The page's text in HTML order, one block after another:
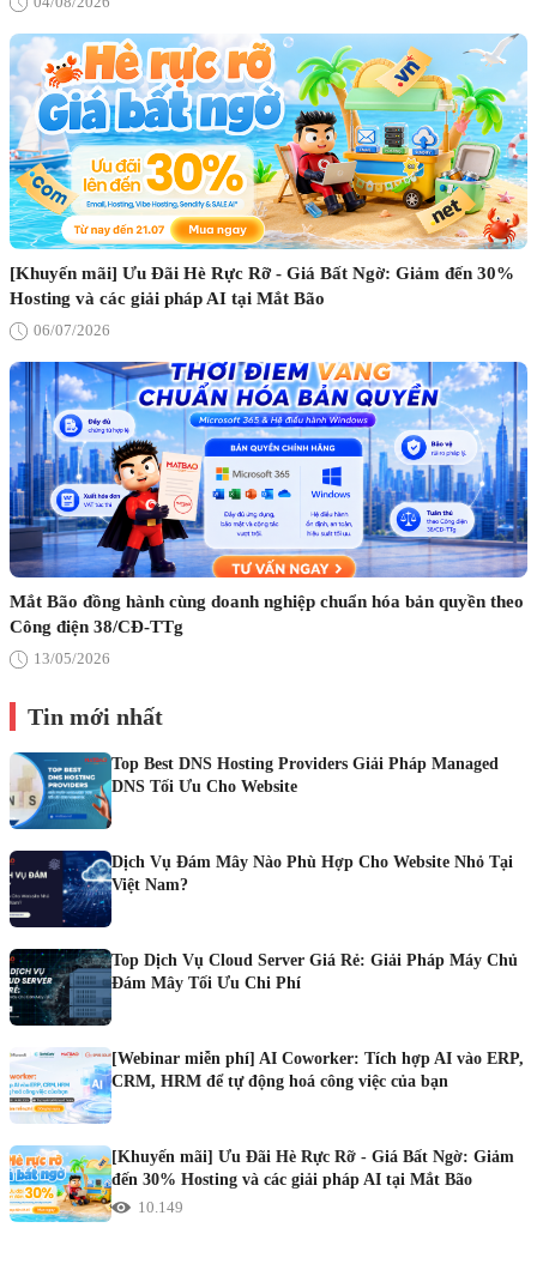
[Khuyến mãi] Ưu Đãi Hè Rực Rỡ - Giá Bất Ngờ: Giảm đến 30%
Hosting và các giải pháp AI tại Mắt Bão
06/07/2026
Mắt Bão đồng hành cùng doanh nghiệp chuẩn hóa bản quyền theo
Công điện 38/CĐ-TTg
13/05/2026
Tin mới nhất
Top Best DNS Hosting Providers Giải Pháp Managed
DNS Tối Ưu Cho Website
Dịch Vụ Đám Mây Nào Phù Hợp Cho Website Nhỏ Tại
Việt Nam?
Top Dịch Vụ Cloud Server Giá Rẻ: Giải Pháp Máy Chủ
Đám Mây Tối Ưu Chi Phí
[Webinar miễn phí] AI Coworker: Tích hợp AI vào ERP,
CRM, HRM để tự động hoá công việc của bạn
[Khuyến mãi] Ưu Đãi Hè Rực Rỡ - Giá Bất Ngờ: Giảm
đến 30% Hosting và các giải pháp AI tại Mắt Bão
10.149